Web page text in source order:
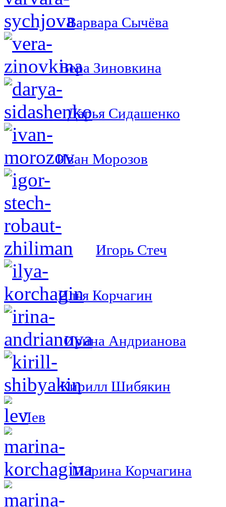
Варвара Сычёва
Вера Зиновкина
Дарья Сидашенко
Иван Морозов
Игорь Стеч
Илья Корчагин
Ирина Андрианова
Кирилл Шибякин
Лев
Марина Корчагина